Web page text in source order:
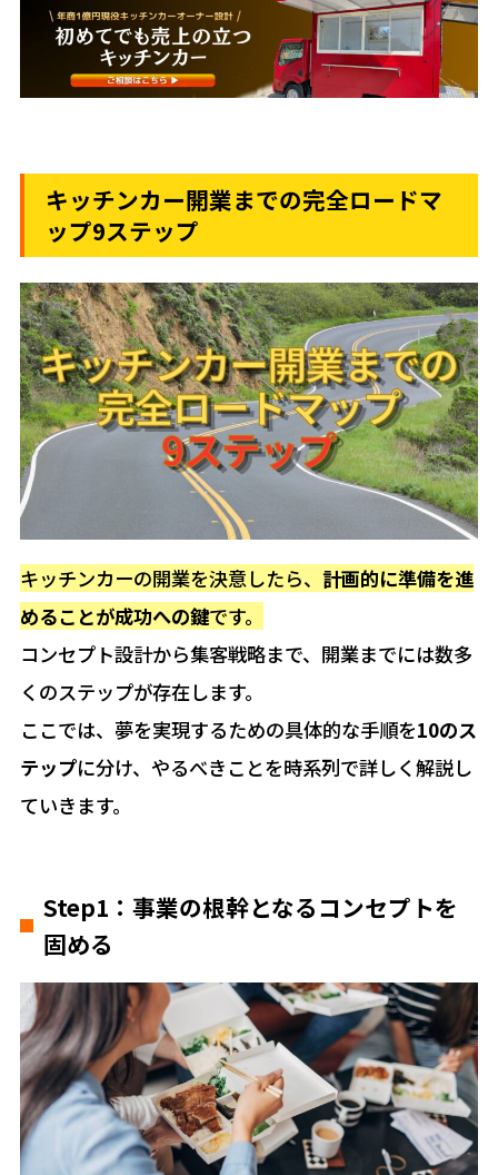
キッチンカー開業までの完全ロードマ
ップ9ステップ
キッチンカーの開業を決意したら、 計画的に準備を進
めることが成功への鍵です。
コンセプト設計から集客戦略まで、開業までには数多
くのステップが存在します。
ここでは、夢を実現するための具体的な手順を10のス
テップに分け、やるべきことを時系列で詳しく解説し
ていきます。
Step1：事業の根幹となるコンセプトを
固める